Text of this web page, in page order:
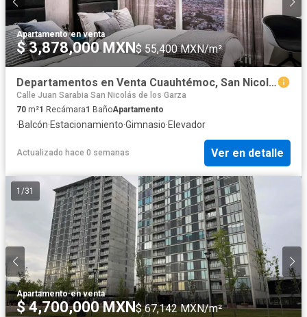
Apartamento·en venta
$ 3,878,000 MXN$ 55,400 MXN/m²
Departamentos en Venta Cuauhtémoc, San Nicolas de los Garza
Calle Juan Sarabia San Nicolás de los Garza
70 m²1 Recámara1 BañoApartamento
·Balcón·Estacionamiento·Gimnasio·Elevador
Actualizado hace 0 semanas Ver en detalle
1 /31
Apartamento·en venta
$ 4,700,000 MXN$ 67,142 MXN/m²